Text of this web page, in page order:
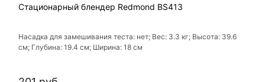
Стационарный блендер Redmond BS413
Насадка для замешивания теста: нет; Вес: 3.3 кг; Высота: 39.6
см; Глубина: 19.4 см; Ширина: 18 см